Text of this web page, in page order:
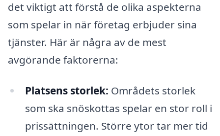
det viktigt att förstå de olika aspekterna
som spelar in när företag erbjuder sina
tjänster. Här är några av de mest
avgörande faktorerna:
Platsens storlek: Områdets storlek
som ska snöskottas spelar en stor roll i
prissättningen. Större ytor tar mer tid